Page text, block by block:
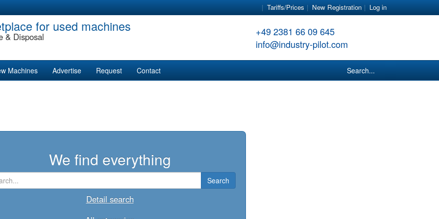
Tariffs/Prices New Registration Log in
for used machines
& Disposal
+49 2381 66 09 645
info@industry-pilot.com
Machines Advertise Request Contact Search...
We find everything
Search
Detail search